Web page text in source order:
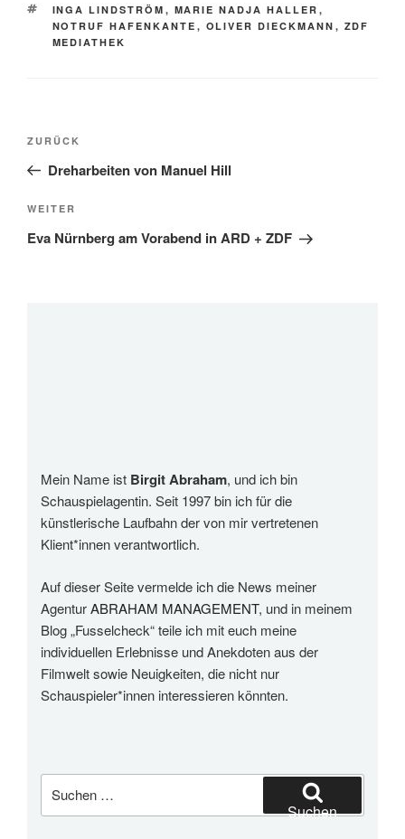
SCHLAGWÖRTER
INGA LINDSTRÖM , MARIE NADJA HALLER ,
NOTRUF HAFENKANTE , OLIVER DIECKMANN , ZDF
MEDIATHEK
Beitragsnavigation
Vorheriger
Beitrag
ZURÜCK
Dreharbeiten von Manuel Hill
Nächster
Beitrag
WEITER
Eva Nürnberg am Vorabend in ARD + ZDF
Mein Name ist Birgit Abraham, und ich bin
Schauspielagentin. Seit 1997 bin ich für die
künstlerische Laufbahn der von mir vertretenen
Klient*innen verantwortlich.
Auf dieser Seite vermelde ich die News meiner
AgenturABRAHAM MANAGEMENT, und in meinem
Blog „Fusselcheck“ teile ich mit euch meine
individuellen Erlebnisse und Anekdoten aus der
Filmwelt sowie Neuigkeiten, die nicht nur
Schauspieler*innen interessieren könnten.
nach:
Suchen